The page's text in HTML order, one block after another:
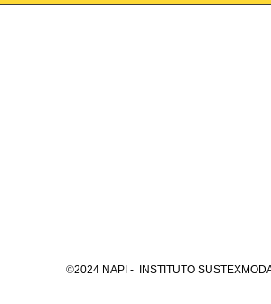
©2024 NAPI - INSTITUTO